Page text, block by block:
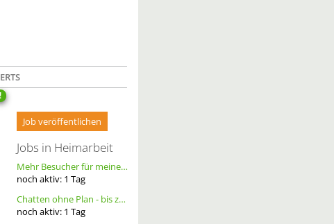
!
Job veröffentlichen
Jobs in Heimarbeit
Mehr Besucher für meine Homepage. Alternative Werbung.
noch aktiv: 1 Tag
Chatten ohne Plan - bis zu 20 Ct. pro Out – ortsunabhängig - wöchentliche Auszahlung
noch aktiv: 1 Tag